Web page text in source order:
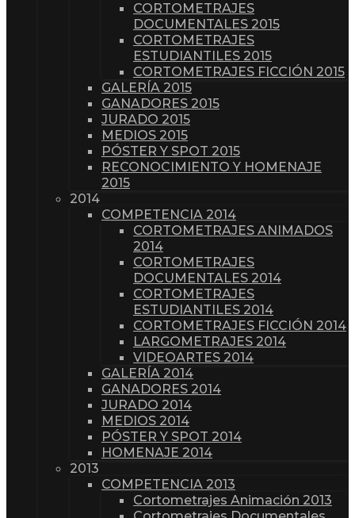
CORTOMETRAJES
DOCUMENTALES 2015
CORTOMETRAJES
ESTUDIANTILES 2015
CORTOMETRAJES FICCIÓN 2015
GALERÍA 2015
GANADORES 2015
JURADO 2015
MEDIOS 2015
PÓSTER Y SPOT 2015
RECONOCIMIENTO Y HOMENAJE
2015
2014
COMPETENCIA 2014
CORTOMETRAJES ANIMADOS
2014
CORTOMETRAJES
DOCUMENTALES 2014
CORTOMETRAJES
ESTUDIANTILES 2014
CORTOMETRAJES FICCIÓN 2014
LARGOMETRAJES 2014
VIDEOARTES 2014
GALERÍA 2014
GANADORES 2014
JURADO 2014
MEDIOS 2014
PÓSTER Y SPOT 2014
HOMENAJE 2014
2013
COMPETENCIA 2013
Cortometrajes Animación 2013